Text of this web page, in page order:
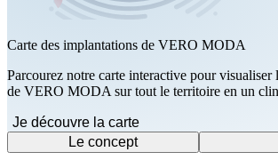
Carte des implantations de VERO MODA
Parcourez notre carte interactive pour visualiser
de VERO MODA sur tout le territoire en un
Je découvre la carte
Le concept